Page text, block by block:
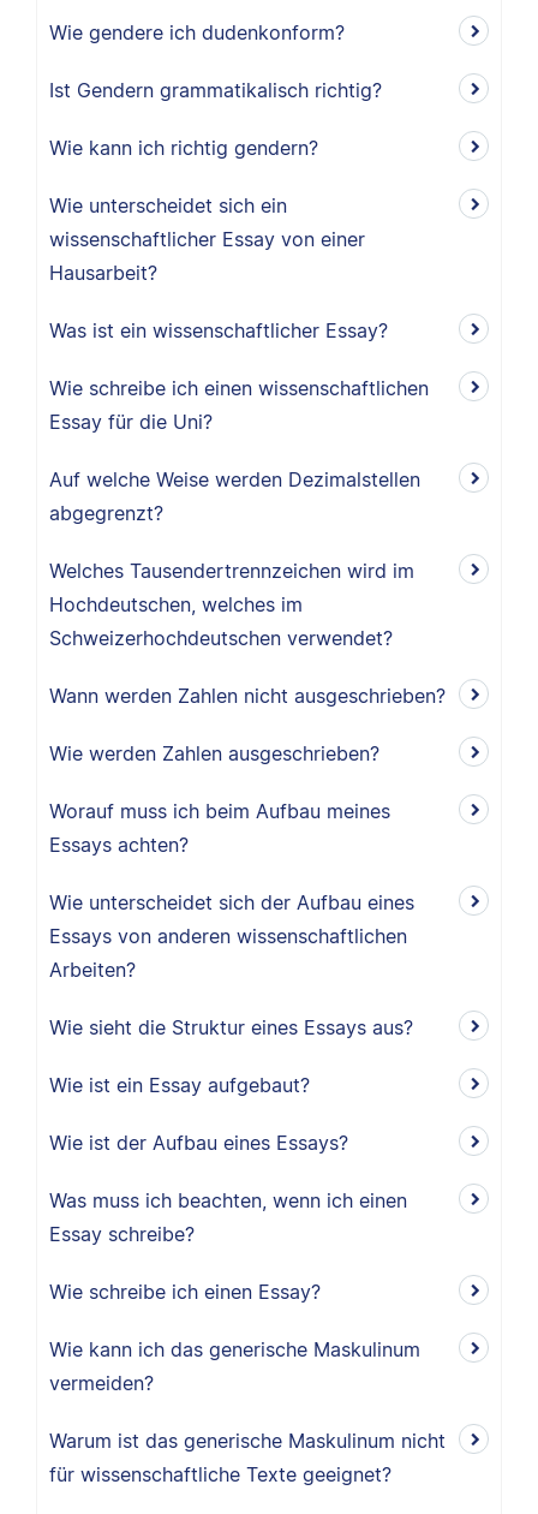
Wie gendere ich dudenkonform?
Ist Gendern grammatikalisch richtig?
Wie kann ich richtig gendern?
Wie unterscheidet sich ein
wissenschaftlicher Essay von einer
Hausarbeit?
Was ist ein wissenschaftlicher Essay?
Wie schreibe ich einen wissenschaftlichen
Essay für die Uni?
Auf welche Weise werden Dezimalstellen
abgegrenzt?
Welches Tausendertrennzeichen wird im
Hochdeutschen, welches im
Schweizerhochdeutschen verwendet?
Wann werden Zahlen nicht ausgeschrieben?
Wie werden Zahlen ausgeschrieben?
Worauf muss ich beim Aufbau meines
Essays achten?
Wie unterscheidet sich der Aufbau eines
Essays von anderen wissenschaftlichen
Arbeiten?
Wie sieht die Struktur eines Essays aus?
Wie ist ein Essay aufgebaut?
Wie ist der Aufbau eines Essays?
Was muss ich beachten, wenn ich einen
Essay schreibe?
Wie schreibe ich einen Essay?
Wie kann ich das generische Maskulinum
vermeiden?
Warum ist das generische Maskulinum nicht
für wissenschaftliche Texte geeignet?